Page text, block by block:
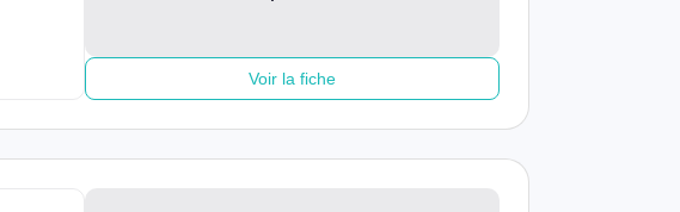
Voir la fiche